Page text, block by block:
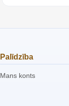
Palīdzība
Mans konts